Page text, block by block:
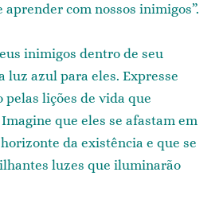
com nossos inimigos”.
inimigos dentro de seu
luz azul para eles. Expresse
pelas lições de vida que
que eles se afastam em
da existência e que se
luzes que iluminarão